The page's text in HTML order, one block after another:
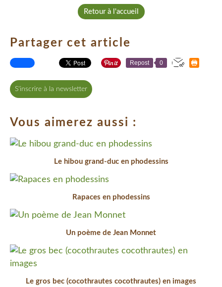
Retour à l'accueil
Partager cet article
Repost 0
S'inscrire à la newsletter
Vous aimerez aussi :
Le hibou grand-duc en phodessins
Rapaces en phodessins
Un poème de Jean Monnet
Le gros bec (cocothrautes cocothrautes) en images